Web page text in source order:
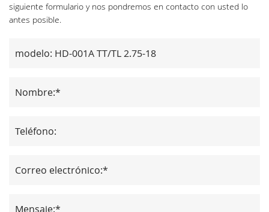
siguiente formulario y nos pondremos en contacto con usted lo
antes posible.